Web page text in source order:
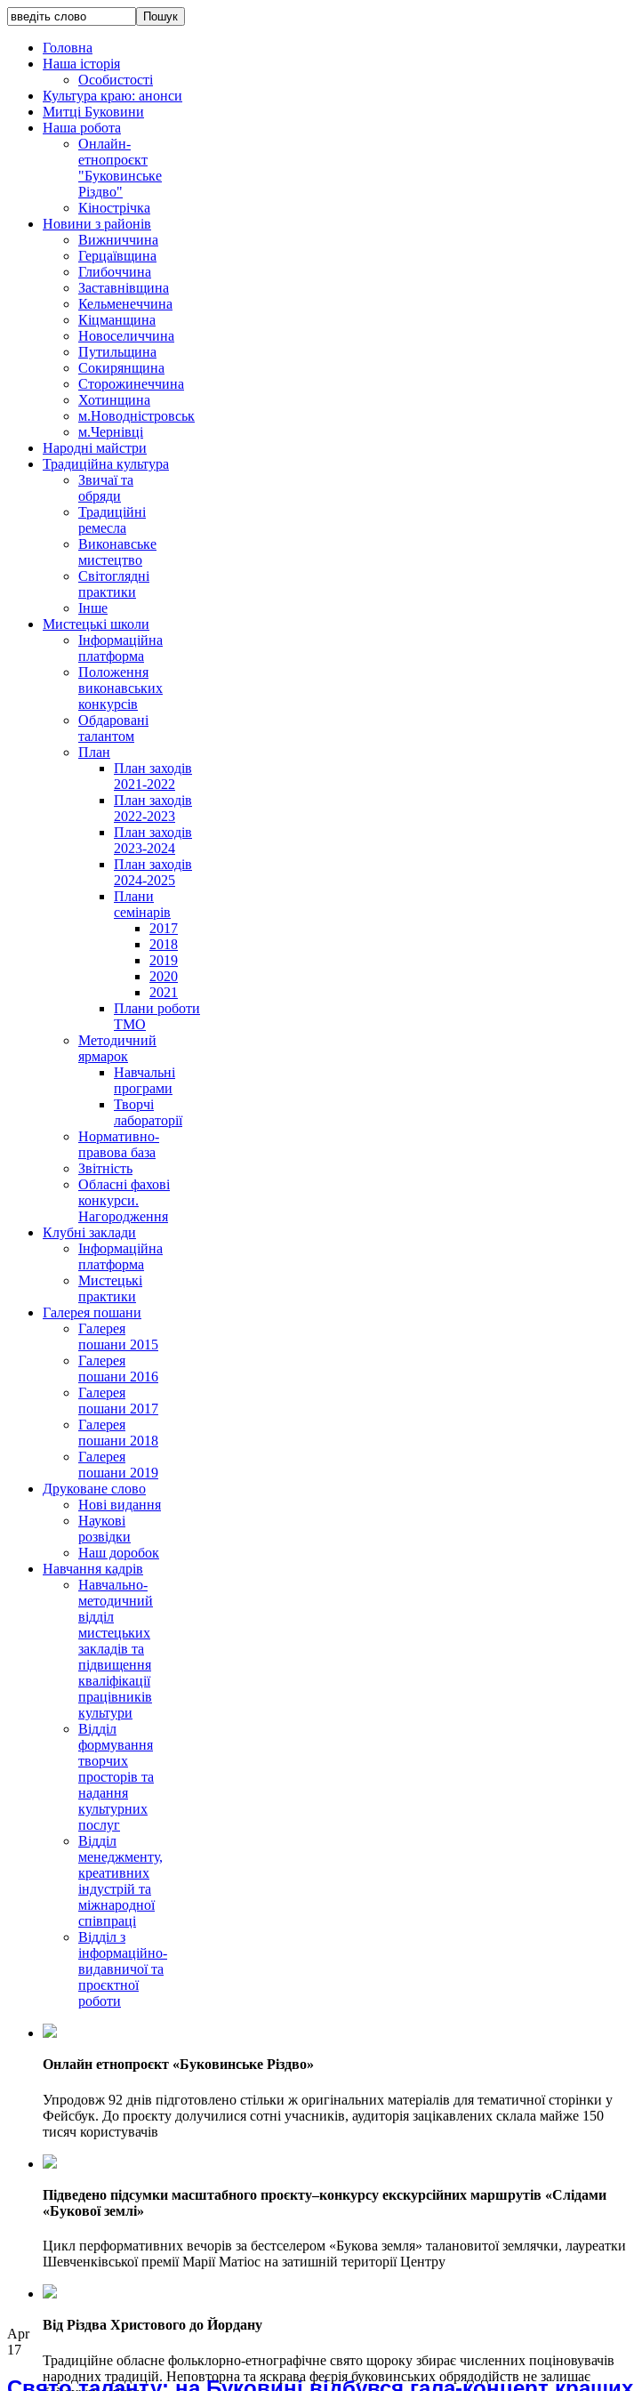
Головна
Наша історія
Особистості
Культура краю: анонси
Митці Буковини
Наша робота
Онлайн-
етнопроєкт
"Буковинське
Різдво"
Кінострічка
Новини з районів
Вижниччина
Герцаївщина
Глибоччина
Заставнівщина
Кельменеччина
Кіцманщина
Новоселиччина
Путильщина
Сокирянщина
Сторожинеччина
Хотинщина
м.Новодністровськ
м.Чернівці
Народні майстри
Традиційна культура
Звичаї та
обряди
Традиційні
ремесла
Виконавське
мистецтво
Світоглядні
практики
Інше
Мистецькі школи
Інформаційна
платформа
Положення
виконавських
конкурсів
Обдаровані
талантом
План
План заходів
2021-2022
План заходів
2022-2023
План заходів
2023-2024
План заходів
2024-2025
Плани
семінарів
2017
2018
2019
2020
2021
Плани роботи
ТМО
Методичний
ярмарок
Навчальні
програми
Творчі
лабораторії
Нормативно-
правова база
Звітність
Обласні фахові
конкурси.
Нагородження
Клубні заклади
Інформаційна
платформа
Мистецькі
практики
Галерея пошани
Галерея
пошани 2015
Галерея
пошани 2016
Галерея
пошани 2017
Галерея
пошани 2018
Галерея
пошани 2019
Друковане слово
Нові видання
Наукові
розвідки
Наш доробок
Навчання кадрів
Навчально-
методичний
відділ
мистецьких
закладів та
підвищення
кваліфікації
працівників
культури
Відділ
формування
творчих
просторів та
надання
культурних
послуг
Відділ
менеджменту,
креативних
індустрій та
міжнародної
співпраці
Відділ з
інформаційно-
видавничої та
проєктної
роботи
Онлайн етнопроєкт «Буковинське Різдво»
Упродовж 92 днів підготовлено стільки ж оригінальних матеріалів для тематичної сторінки у
Фейсбук. До проєкту долучилися сотні учасників, аудиторія зацікавлених склала майже 150
тисяч користувачів
Підведено підсумки масштабного проєкту–конкурсу екскурсійних маршрутів «Слідами
«Букової землі»
Цикл перформативних вечорів за бестселером «Букова земля» талановитої землячки, лауреатки
Шевченківської премії Марії Матіос на затишній території Центру
Від Різдва Христового до Йордану
Традиційне обласне фольклорно-етнографічне свято щороку збирає численних поціновувачів
народних традицій. Неповторна та яскрава феєрія буковинських обрядодійств не залишає
Apr
17